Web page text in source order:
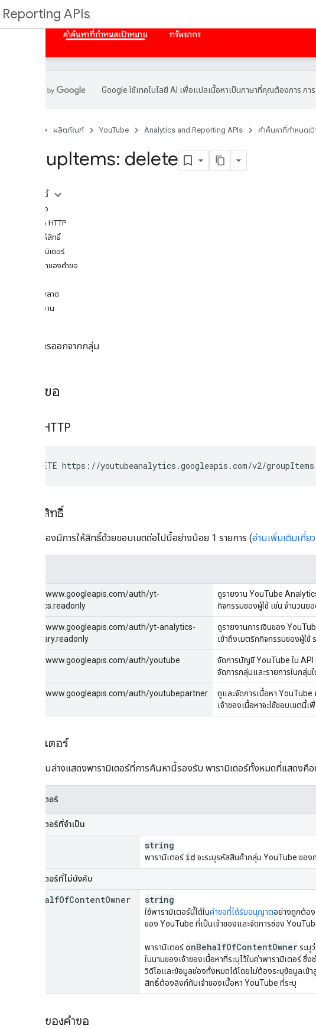
APIs
คําค้นหาที่กําหนดเป้าหมาย ทรัพยากร
Google ใช้เทคโนโลยี AI เพื่อแปลเนื้อหาเป็นภาษาที่คุณต้องการ ก
ผลิตภัณฑ์ YouTube Analytics and Reporting APIs คําค้นหาที่กําหนดเป้
GroupItems: delete
ในหน้านี้
ส่งคำขอ
คำขอ HTTP
การให้สิทธิ์
พารามิเตอร์
เนื้อหาของคำขอ
ข้อผิดพลาด
ลองใช้งาน
นำรายการออกจากกลุ่ม
ส่งคำขอ
คำขอ HTTP
DELETE https://youtubeanalytics.googleapis.com/v2/groupItems
การให้สิทธิ์
คำขอนี้ต้องมีการให้สิทธิ์ด้วยขอบเขตต่อไปนี้อย่างน้อย 1 รายการ (อ่านเพิ่มเติมเกี่ย
https://www.googleapis.com/auth/yt-
analytics.readonly
ดูรายงาน YouTube
กิจกรรมของผู้ใช้ เช่น จํานวนย
https://www.googleapis.com/auth/yt-analytics-
monetary.readonly
ดูรายงานการเงินของ
เข้าถึงเมตริกกิจกรรมของผู้ใ
https://www.googleapis.com/auth/youtube
จัดการบัญชี YouTube ใน API
จัดการกลุ่มและรายการในกลุ่
https://www.googleapis.com/auth/youtubepartner
ดูและจัดการเนื้อหา
เจ้าของเนื้อหาจะใช้ขอบเขต
พารามิเตอร์
ตารางด้านล่างแสดงพารามิเตอร์ที่การค้นหานี้รองรับ พารามิเตอร์ทั้งหมดที่แสดงคื
พารามิเตอร์
พารามิเตอร์ที่จำเป็น
string
พารามิเตอร์id จะระบุรหัสสินค้ากลุ่ม YouTube ของ
พารามิเตอร์ที่ไม่บังคับ
BehalfOfContentOwner string
ใช้พารามิเตอร์นี้ได้ในคำขอที่ได้รับอนุญาตอย่างถูกต้อง
ของ YouTube ที่เป็นเจ้าของและจัดการช่อง
พารามิเตอร์onBehalfOfContentOwnerระบุ
ในนามของเจ้าของเนื้อหาที่ระบุไว้ในค่าพารามิเตอร์
วิดีโอและข้อมูลช่องทั้งหมดได้โดยไม่ต้องระบุข้อมูลเ
สิทธิ์ต้องลิงก์กับเจ้าของเนื้อหา YouTube ที่ระบุ
เนื้อหาของคำขอ